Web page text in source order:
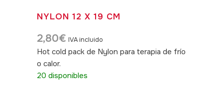
NYLON 12 X 19 CM
2,80€ IVA incluido
Hot cold pack de Nylon para terapia de frío
o calor.
20 disponibles